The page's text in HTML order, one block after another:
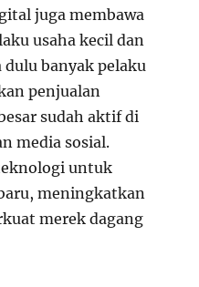
juga membawa
usaha kecil dan
banyak pelaku
penjualan
sudah aktif di
media sosial.
untuk
meningkatkan
merek dagang